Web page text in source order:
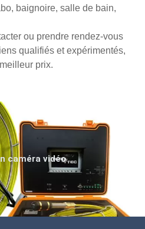
baignoire, salle de bain,
ou prendre rendez-vous
qualifiés et expérimentés,
prix.
caméra vidéo